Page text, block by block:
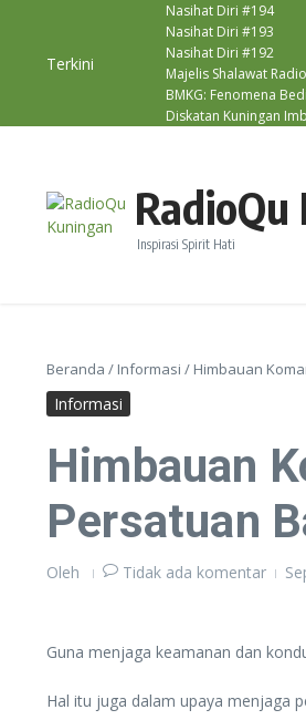
Terkini
Nasihat Diri #194
Nasihat Diri #193
Nasihat Diri #192
Majelis Shalawat
BMKG: Fenomena
Diskatan Kuningan
Inspirasi Spirit Hati
Beranda / Informasi / Himbauan
Informasi
Himbauan
Persatuan
Oleh Tidak ada komentar
Guna menjaga keamanan dan
Hal itu juga dalam upaya menjaga